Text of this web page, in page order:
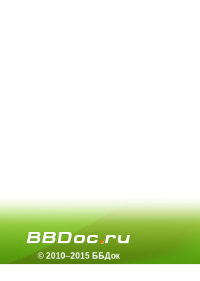
© 2010–2015 ББДок